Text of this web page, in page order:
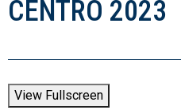
CENTRO 2023
View Fullscreen